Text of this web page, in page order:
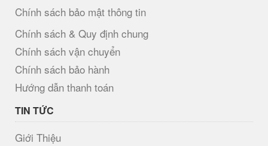
Chính sách bảo mật thông tin
Chính sách & Quy định chung
Chính sách vận chuyển
Chính sách bảo hành
Hướng dẫn thanh toán
TIN TỨC
Giới Thiệu